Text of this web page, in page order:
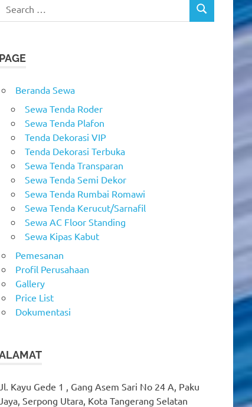
SEARCH
PAGE
Beranda Sewa
Sewa Tenda Roder
Sewa Tenda Plafon
Tenda Dekorasi VIP
Tenda Dekorasi Terbuka
Sewa Tenda Transparan
Sewa Tenda Semi Dekor
Sewa Tenda Rumbai Romawi
Sewa Tenda Kerucut/Sarnafil
Sewa AC Floor Standing
Sewa Kipas Kabut
Pemesanan
Profil Perusahaan
Gallery
Price List
Dokumentasi
Jl. Kayu Gede 1 , Gang Asem Sari No 24 A, Paku
Jaya, Serpong Utara, Kota Tangerang Selatan